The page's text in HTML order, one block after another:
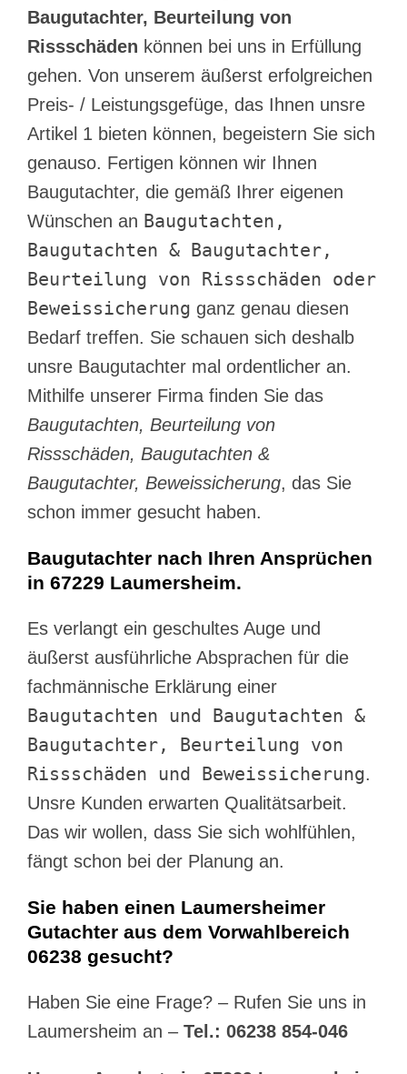
Baugutachter, Beurteilung von
Rissschäden können bei uns in Erfüllung
gehen. Von unserem äußerst erfolgreichen
Preis- / Leistungsgefüge, das Ihnen unsre
Artikel 1 bieten können, begeistern Sie sich
genauso. Fertigen können wir Ihnen
Baugutachter, die gemäß Ihrer eigenen
Wünschen an Baugutachten,
Baugutachten & Baugutachter,
Beurteilung von Rissschäden oder
Beweissicherung ganz genau diesen
Bedarf treffen. Sie schauen sich deshalb
unsre Baugutachter mal ordentlicher an.
Mithilfe unserer Firma finden Sie das
Baugutachten, Beurteilung von
Rissschäden, Baugutachten &
Baugutachter, Beweissicherung, das Sie
schon immer gesucht haben.
Baugutachter nach Ihren Ansprüchen
in 67229 Laumersheim.
Es verlangt ein geschultes Auge und
äußerst ausführliche Absprachen für die
fachmännische Erklärung einer
Baugutachten und Baugutachten &
Baugutachter, Beurteilung von
Rissschäden und Beweissicherung.
Unsre Kunden erwarten Qualitätsarbeit.
Das wir wollen, dass Sie sich wohlfühlen,
fängt schon bei der Planung an.
Sie haben einen Laumersheimer
Gutachter aus dem Vorwahlbereich
06238 gesucht?
Haben Sie eine Frage? – Rufen Sie uns in
Laumersheim an – Tel.: 06238 854-046